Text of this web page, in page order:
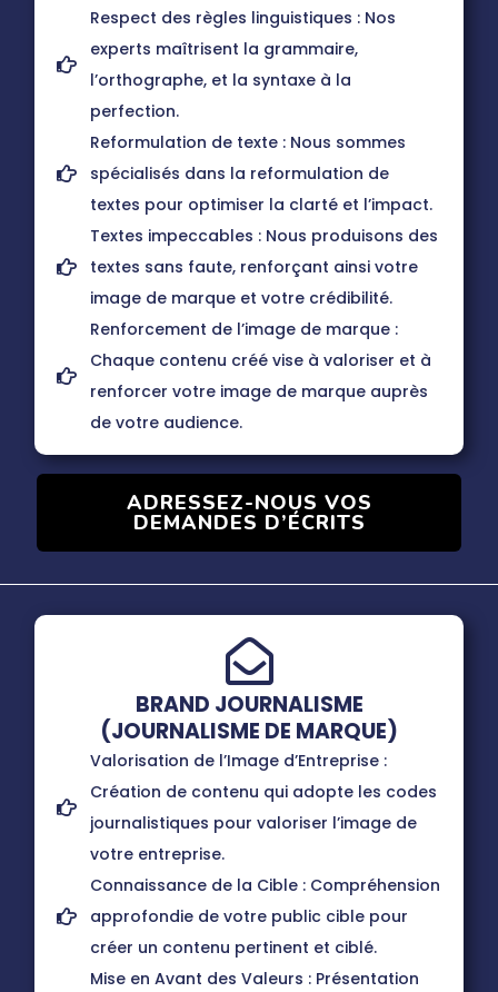
Respect des règles linguistiques : Nos
experts maîtrisent la grammaire,
l’orthographe, et la syntaxe à la
perfection.
Reformulation de texte : Nous sommes
spécialisés dans la reformulation de
textes pour optimiser la clarté et l’impact.
Textes impeccables : Nous produisons des
textes sans faute, renforçant ainsi votre
image de marque et votre crédibilité.
Renforcement de l’image de marque :
Chaque contenu créé vise à valoriser et à
renforcer votre image de marque auprès
de votre audience.
ADRESSEZ-NOUS VOS
DEMANDES D’ÉCRITS
BRAND JOURNALISME
(JOURNALISME DE MARQUE)
Valorisation de l’Image d’Entreprise :
Création de contenu qui adopte les codes
journalistiques pour valoriser l’image de
votre entreprise.
Connaissance de la Cible : Compréhension
approfondie de votre public cible pour
créer un contenu pertinent et ciblé.
Mise en Avant des Valeurs : Présentation